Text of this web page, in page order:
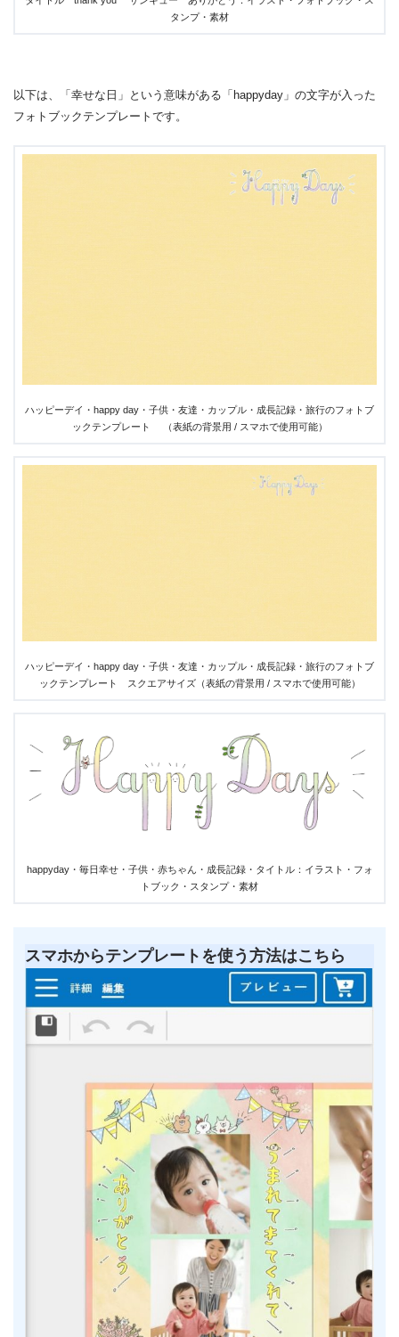
タンプ・素材
以下は、「幸せな日」という意味がある「happyday」の文字が入った
フォトブックテンプレートです。
ハッピーデイ・happy day・子供・友達・カップル・成長記録・旅行のフォトブ
ックテンプレート （表紙の背景用 / スマホで使用可能）
ハッピーデイ・happy day・子供・友達・カップル・成長記録・旅行のフォトブ
ックテンプレート スクエアサイズ（表紙の背景用 / スマホで使用可能）
happyday・毎日幸せ・子供・赤ちゃん・成長記録・タイトル：イラスト・フォ
トブック・スタンプ・素材
スマホからテンプレートを使う方法はこちら